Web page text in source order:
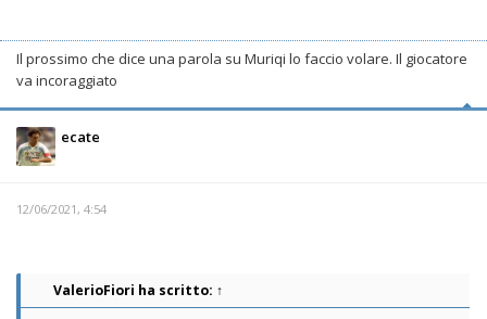
Il prossimo che dice una parola su Muriqi lo faccio volare. Il giocatore
va incoraggiato
ecate
12/06/2021, 4:54
ValerioFiori ha scritto: ↑